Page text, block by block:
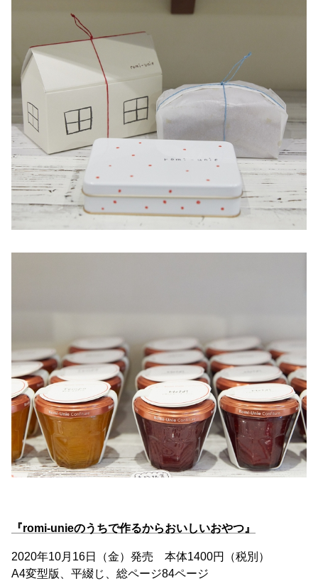
『romi-unieのうちで作るからおいしいおやつ』
2020年10月16日（金）発売 本体1400円（税別）
A4変型版、平綴じ、総ページ84ページ